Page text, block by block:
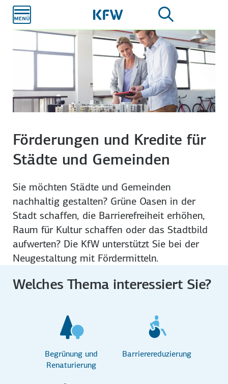
Hauptinhalt
Förderungen und Kredite für
Städte und Gemeinden
Sie möchten Städte und Gemeinden
nachhaltig gestalten? Grüne Oasen in der
Stadt schaffen, die Barriere­freiheit erhöhen,
Raum für Kultur schaffen oder das Stadt­bild
aufwerten? Die KfW unterstützt Sie bei der
Neu­gestaltung mit Förder­mitteln.
Welches Thema interessiert Sie?
Begrünung und
Renaturierung
Barrierereduzierung